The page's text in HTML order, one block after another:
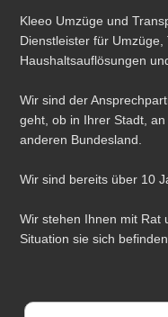
Kleeo Umzüge und
Dienstleister für Umzüge,
Haushaltsauflösungen
Wir sind der
geht, ob in Ihrer Stadt,
anderen Bundesland.
Wir sind bereits über 10
Wir stehen Ihnen mit Rat
Situation sie sich befinden.